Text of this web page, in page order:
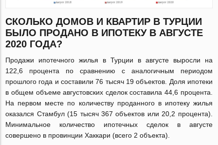
СКОЛЬКО ДОМОВ И КВАРТИР В ТУРЦИИ
БЫЛО ПРОДАНО В ИПОТЕКУ В АВГУСТЕ
2020 ГОДА?
Продажи ипотечного жилья в Турции в августе выросли на
122,6 процента по сравнению с аналогичным периодом
прошлого года и составили 76 тысяч 19 объектов. Доля ипотеки
в общем объеме августовских сделок составила 44,6 процента.
На первом месте по количеству проданного в ипотеку жилья
оказался Стамбул (15 тысяч 367 объектов или 20,2 процента).
Минимальное количество ипотечных сделок в августе
совершено в провинции Хаккари (всего 2 объекта).